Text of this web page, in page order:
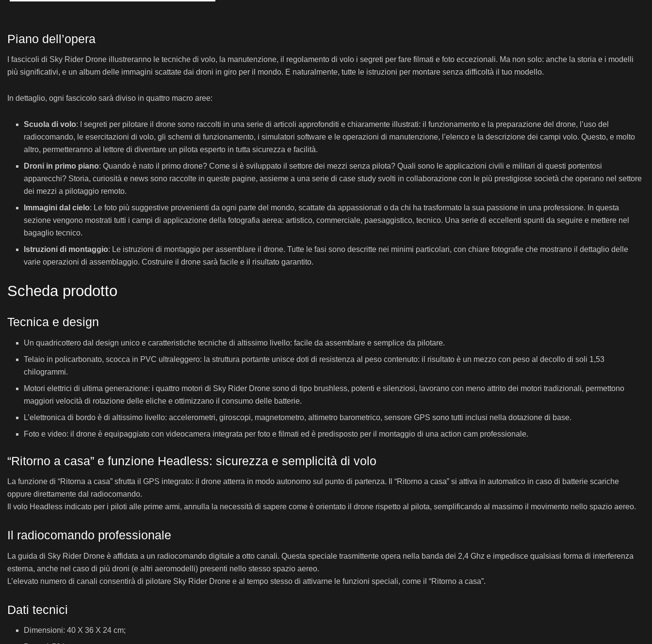
Piano dell’opera
I fascicoli di Sky Rider Drone illustreranno le tecniche di volo, la manutenzione, il regolamento di volo i segreti per fare filmati e foto eccezionali. Ma non solo: anche la storia e i modelli
più significativi, e un album delle immagini scattate dai droni in giro per il mondo. E naturalmente, tutte le istruzioni per montare senza difficoltà il tuo modello.
In dettaglio, ogni fascicolo sarà diviso in quattro macro aree:
Scuola di volo: I segreti per pilotare il drone sono raccolti in una serie di articoli approfonditi e chiaramente illustrati: il funzionamento e la preparazione del drone, l’uso del
radiocomando, le esercitazioni di volo, gli schemi di funzionamento, i simulatori software e le operazioni di manutenzione, l’elenco e la descrizione dei campi volo. Questo, e molto
altro, permetteranno al lettore di diventare un pilota esperto in tutta sicurezza e facilità.
Droni in primo piano: Quando è nato il primo drone? Come si è sviluppato il settore dei mezzi senza pilota? Quali sono le applicazioni civili e militari di questi portentosi
apparecchi? Storia, curiosità e news sono raccolte in queste pagine, assieme a una serie di case study svolti in collaborazione con le più prestigiose società che operano nel settore
dei mezzi a pilotaggio remoto.
Immagini dal cielo: Le foto più suggestive provenienti da ogni parte del mondo, scattate da appassionati o da chi ha trasformato la sua passione in una professione. In questa
sezione vengono mostrati tutti i campi di applicazione della fotografia aerea: artistico, commerciale, paesaggistico, tecnico. Una serie di eccellenti spunti da seguire e mettere nel
bagaglio tecnico.
Istruzioni di montaggio: Le istruzioni di montaggio per assemblare il drone. Tutte le fasi sono descritte nei minimi particolari, con chiare fotografie che mostrano il dettaglio delle
varie operazioni di assemblaggio. Costruire il drone sarà facile e il risultato garantito.
Scheda prodotto
Tecnica e design
Un quadricottero dal design unico e caratteristiche tecniche di altissimo livello: facile da assemblare e semplice da pilotare.
Telaio in policarbonato, scocca in PVC ultraleggero: la struttura portante unisce doti di resistenza al peso contenuto: il risultato è un mezzo con peso al decollo di soli 1,53
chilogrammi.
Motori elettrici di ultima generazione: i quattro motori di Sky Rider Drone sono di tipo brushless, potenti e silenziosi, lavorano con meno attrito dei motori tradizionali, permettono
maggiori velocità di rotazione delle eliche e ottimizzano il consumo delle batterie.
L’elettronica di bordo è di altissimo livello: accelerometri, giroscopi, magnetometro, altimetro barometrico, sensore GPS sono tutti inclusi nella dotazione di base.
Foto e video: il drone è equipaggiato con videocamera integrata per foto e filmati ed è predisposto per il montaggio di una action cam professionale.
“Ritorno a casa” e funzione Headless: sicurezza e semplicità di volo
La funzione di “Ritorna a casa” sfrutta il GPS integrato: il drone atterra in modo autonomo sul punto di partenza. Il “Ritorno a casa” si attiva in automatico in caso di batterie scariche
oppure direttamente dal radiocomando.
Il volo Headless indicato per i piloti alle prime armi, annulla la necessità di sapere come è orientato il drone rispetto al pilota, semplificando al massimo il movimento nello spazio aereo.
Il radiocomando professionale
La guida di Sky Rider Drone è affidata a un radiocomando digitale a otto canali. Questa speciale trasmittente opera nella banda dei 2,4 Ghz e impedisce qualsiasi forma di interferenza
esterna, anche nel caso di più droni (e altri aeromodelli) presenti nello stesso spazio aereo.
L’elevato numero di canali consentirà di pilotare Sky Rider Drone e al tempo stesso di attivarne le funzioni speciali, come il “Ritorno a casa”.
Dati tecnici
Dimensioni: 40 X 36 X 24 cm;